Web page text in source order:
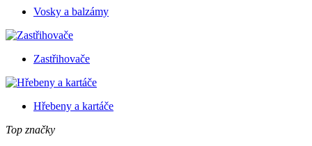
Vosky a balzámy
Zastřihovače
Hřebeny a kartáče
Top značky